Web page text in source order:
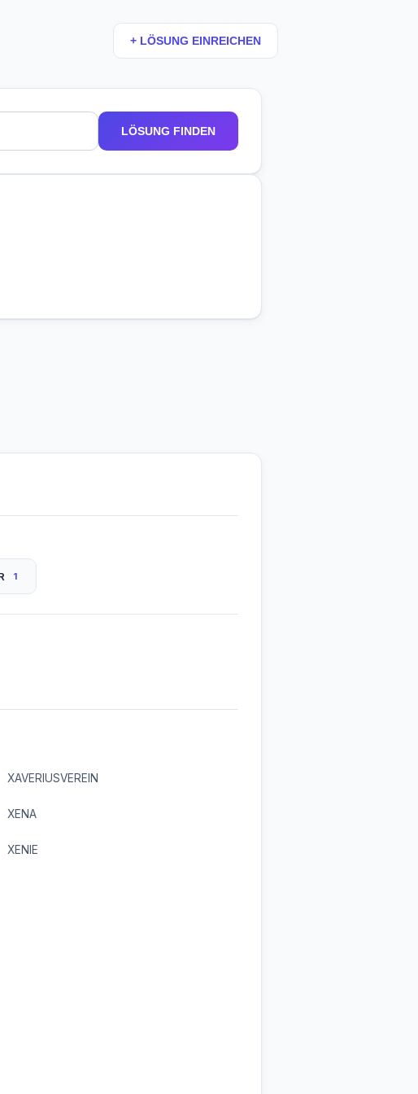
+ LÖSUNG EINREICHEN
LÖSUNG FINDEN
1
XAVERIUSVEREIN
XENA
XENIE